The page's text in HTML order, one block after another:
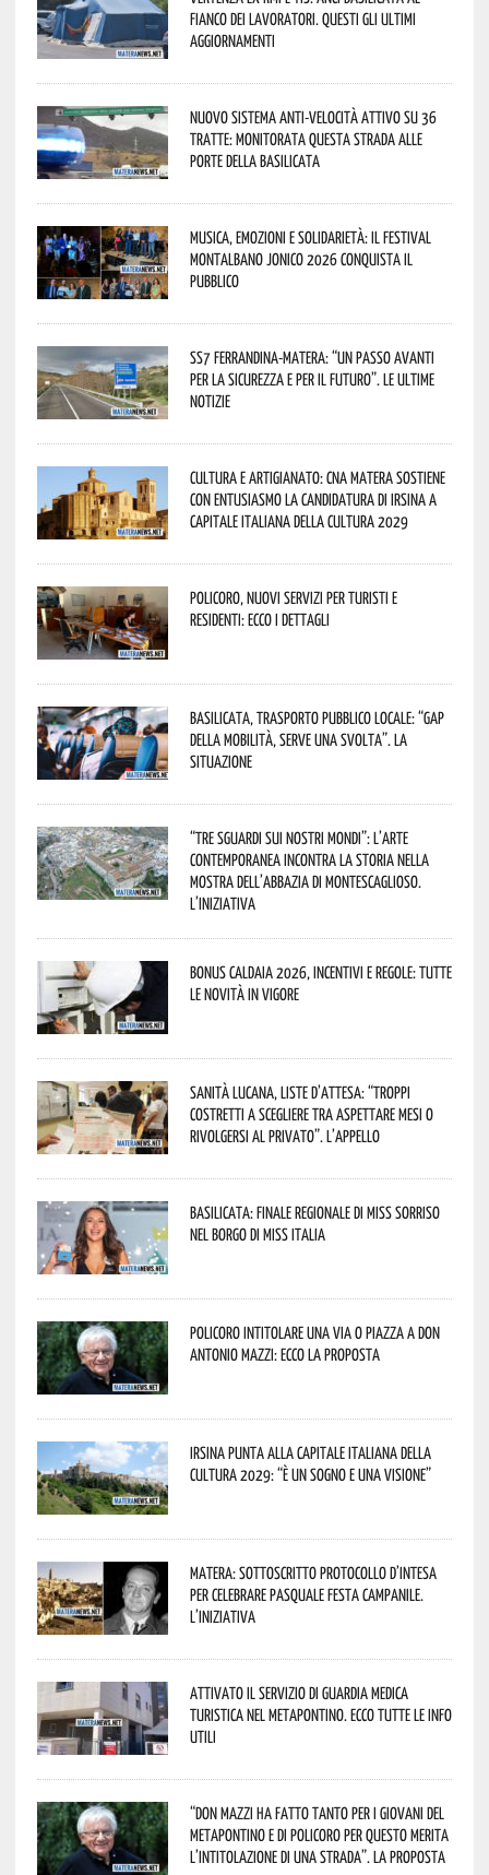
fianco dei lavoratori. Questi gli ultimi
aggiornamenti
Nuovo sistema anti-velocità attivo su 36
tratte: monitorata questa strada alle
porte della Basilicata
Musica, emozioni e solidarietà: il Festival
Montalbano Jonico 2026 conquista il
pubblico
SS7 Ferrandina-Matera: “Un passo avanti
per la sicurezza e per il futuro”. Le ultime
notizie
Cultura e Artigianato: CNA Matera sostiene
con entusiasmo la candidatura di Irsina a
Capitale Italiana della Cultura 2029
Policoro, nuovi servizi per turisti e
residenti: ecco i dettagli
Basilicata, trasporto pubblico locale: “Gap
della mobilità, serve una svolta”. La
situazione
“Tre Sguardi sui Nostri Mondi”: l’arte
contemporanea incontra la storia nella
mostra dell’Abbazia di Montescaglioso.
L’iniziativa
Bonus caldaia 2026, incentivi e regole: tutte
le novità in vigore
Sanità lucana, liste d’attesa: “Troppi
costretti a scegliere tra aspettare mesi o
rivolgersi al privato”. L’appello
Basilicata: finale regionale di Miss Sorriso
nel borgo di Miss Italia
Policoro intitolare una via o piazza a don
Antonio Mazzi: ecco la proposta
Irsina punta alla Capitale italiana della
Cultura 2029: “È un sogno e una visione”
Matera: sottoscritto protocollo d’intesa
per celebrare Pasquale Festa Campanile.
L’iniziativa
Attivato il servizio di Guardia Medica
Turistica nel Metapontino. Ecco tutte le info
utili
“Don Mazzi ha fatto tanto per i giovani del
Metapontino e di Policoro per questo merita
l’intitolazione di una strada”. La proposta